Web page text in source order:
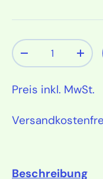
Anzahl
Menge
Preis inkl. MwSt.
Beschreibung